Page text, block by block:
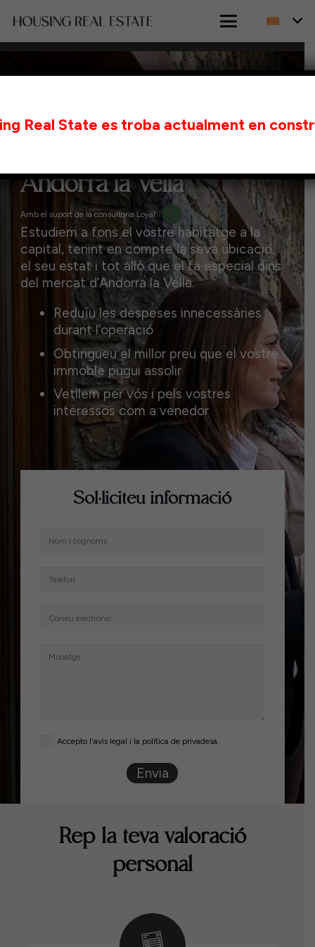
VELLA
Andorra la Vella
Amb el suport de la consultoria Loyal
Estudiem a fons el vostre habitatge a la
capital, tenint en compte la seva ubicació,
el seu estat i tot allò que el fa especial dins
del mercat d’Andorra la Vella.
Reduïu les despeses innecessàries
durant l’operació
Obtingueu el millor preu que el vostre
immoble pugui assolir
Vetllem per vós i pels vostres
interessos com a venedor
Sol·liciteu informació
Accepto l'avís legal i la política de privadesa.
Envia
Rep la teva valoració
personal
Real State es troba actualment en